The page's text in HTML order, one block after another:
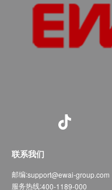
联系我们
邮编:support@ewai-group.com
服务热线:400-1189-000